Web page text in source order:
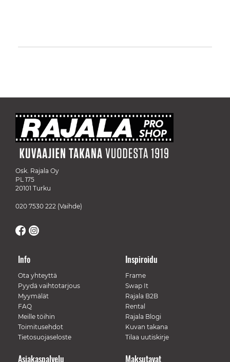
Osk. Rajala Oy
PL 175
20101 Turku
020 7530 222 (Vaihde)
Info
Ota yhteyttä
Pyydä vaihtotarjous
Myymälät
FAQ
Meille töihin
Toimitusehdot
Tietosuojaseloste
Inspiroidu
Frame
Swap It
Rajala B2B
Rental
Rajala Blogi
Kuvan takana
Tilaa uutiskirje
Maksutavat
Asiakaspalvelu